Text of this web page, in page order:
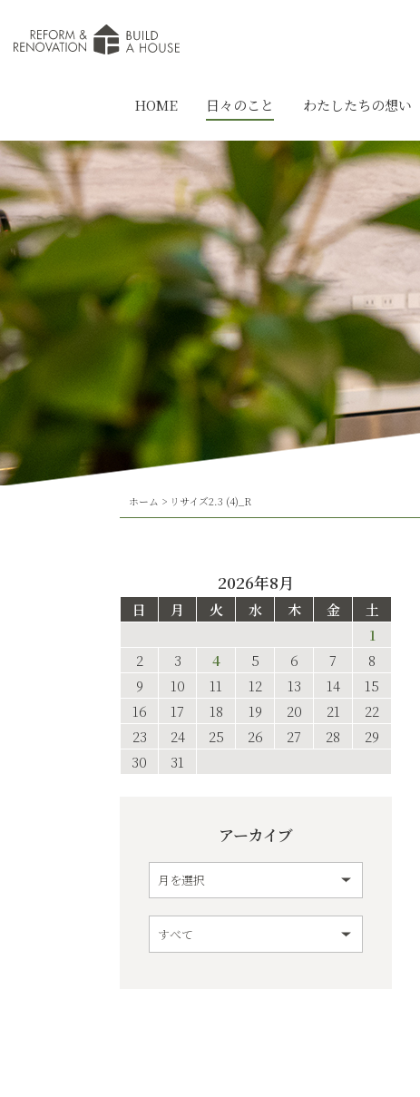
HOME 日々のこと わたしたちの想い
ホーム > リサイズ2.3 (4)_R
2026年8月
日 月 火 水 木 金
土
1
2
3 4 5 6 7
8
9
10 11 12 13 14
15
16
17 18 19 20 21
22
23
24 25 26 27 28
29
30
31
アーカイブ